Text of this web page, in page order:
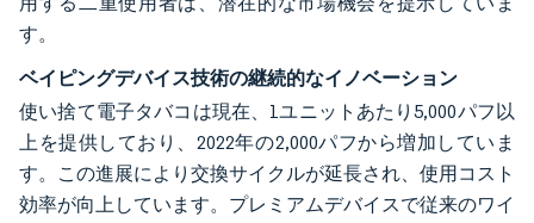
す。
ベイピングデバイス技術の継続的なイノベーション
使い捨て電子タバコは現在、1ユニットあたり5,000パフ以
上を提供しており、2022年の2,000パフから増加していま
す。この進展により交換サイクルが延長され、使用コスト
効率が向上しています。プレミアムデバイスで従来のワイ